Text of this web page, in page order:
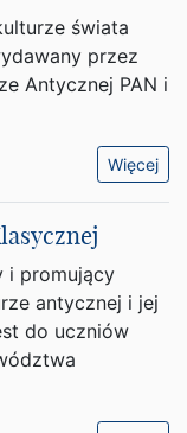
świata
przez
Antycznej PAN i
Więcej
i promujący
antycznej i jej
do uczniów